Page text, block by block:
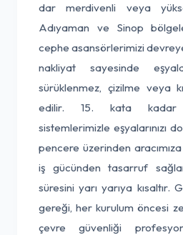
dar merdivenli veya
Adıyaman ve Sinop
cephe asansörlerimizi
nakliyat sayesinde
sürüklenmez, çizilme veya
edilir. 15. kata kadar
sistemlerimizle eşyalarınızı
pencere üzerinden
iş gücünden tasarruf
süresini yarı yarıya kısaltır.
gereği, her kurulum öncesi
çevre güvenliği